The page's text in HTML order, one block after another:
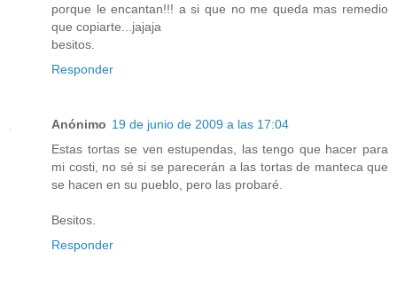
porque le encantan!!! a si que no me queda mas remedio
que copiarte...jajaja
besitos.
Responder
Anónimo 19 de junio de 2009 a las 17:04
Estas tortas se ven estupendas, las tengo que hacer para
mi costi, no sé si se parecerán a las tortas de manteca que
se hacen en su pueblo, pero las probaré.
Besitos.
Responder